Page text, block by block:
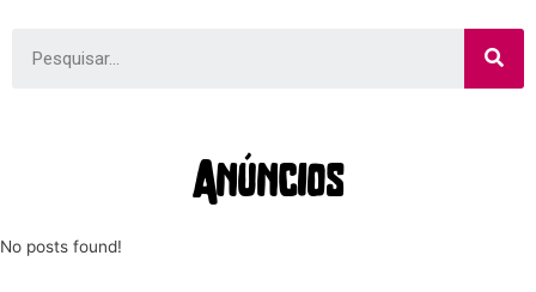
Anúncios
No posts found!